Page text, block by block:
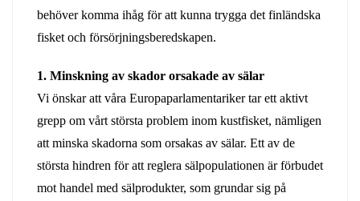
behöver komma ihåg för att kunna trygga det finländska
fisket och försörjningsberedskapen.
1. Minskning av skador orsakade av sälar
Vi önskar att våra Europaparlamentariker tar ett aktivt
grepp om vårt största problem inom kustfisket, nämligen
att minska skadorna som orsakas av sälar. Ett av de
största hindren för att reglera sälpopulationen är förbudet
mot handel med sälprodukter, som grundar sig på